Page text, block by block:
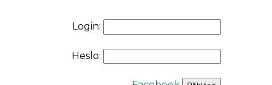
Login:
Heslo: